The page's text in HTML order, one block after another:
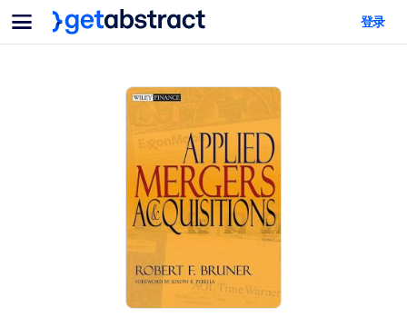
菜单
面向团队与管理者
帮助您的管理者为未来的工作时代做好准备。
让团队更轻松地共同学习、解决实际问题并更快采取行动。
技能提升与重塑
培养您的员工应对未来挑战所需的技能。
面向人工智能系统
登录